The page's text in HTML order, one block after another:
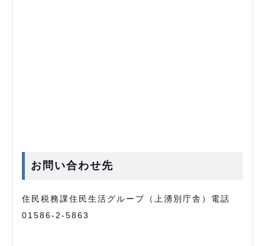
お問い合わせ先
住民税務課住民生活グループ（上湧別庁舎）電話
01586-2-5863